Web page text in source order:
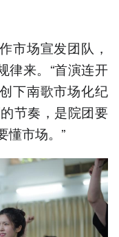
市场宣发团队，
律来。“首演连开
下南歌市场化纪
节奏，是院团要
懂市场。”